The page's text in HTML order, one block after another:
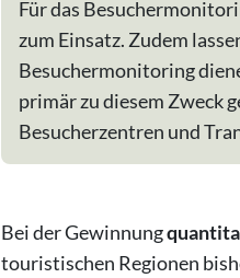
Für das
zum Einsatz. Zudem
Besuchermonitoring
primär zu diesem Zweck
Besucherzentren und
Bei der Gewinnung
touristischen Regionen